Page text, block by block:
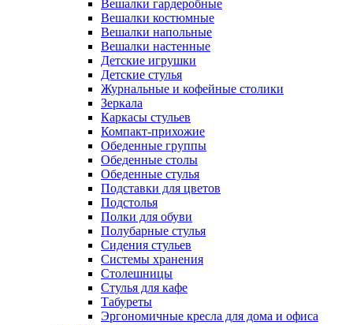
Вешалки гардеробные
Вешалки костюмные
Вешалки напольные
Вешалки настенные
Детские игрушки
Детские стулья
Журнальные и кофейные столики
Зеркала
Каркасы стульев
Компакт-прихожие
Обеденные группы
Обеденные столы
Обеденные стулья
Подставки для цветов
Подстолья
Полки для обуви
Полубарные стулья
Сидения стульев
Системы хранения
Столешницы
Стулья для кафе
Табуреты
Эргономичные кресла для дома и офиса